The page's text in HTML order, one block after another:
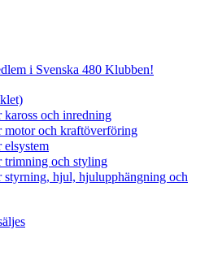
i Svenska 480 Klubben!
och inredning
och kraftöverföring
och styling
hjul, hjulupphängning och